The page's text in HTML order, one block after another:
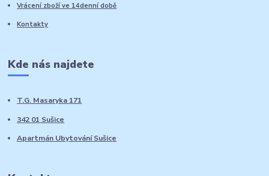
Vrácení zboží ve 14denní době
Kontakty
Kde nás najdete
T.G. Masaryka 171
342 01 Sušice
Apartmán Ubytování Sušice